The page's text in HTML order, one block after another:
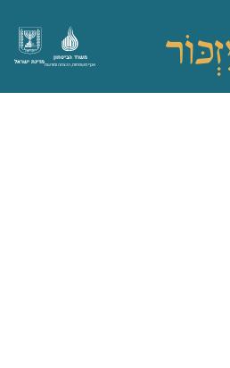
מדינת ישראל
משרד הביטחון
אגף משפחות, הנצחה ומורשת